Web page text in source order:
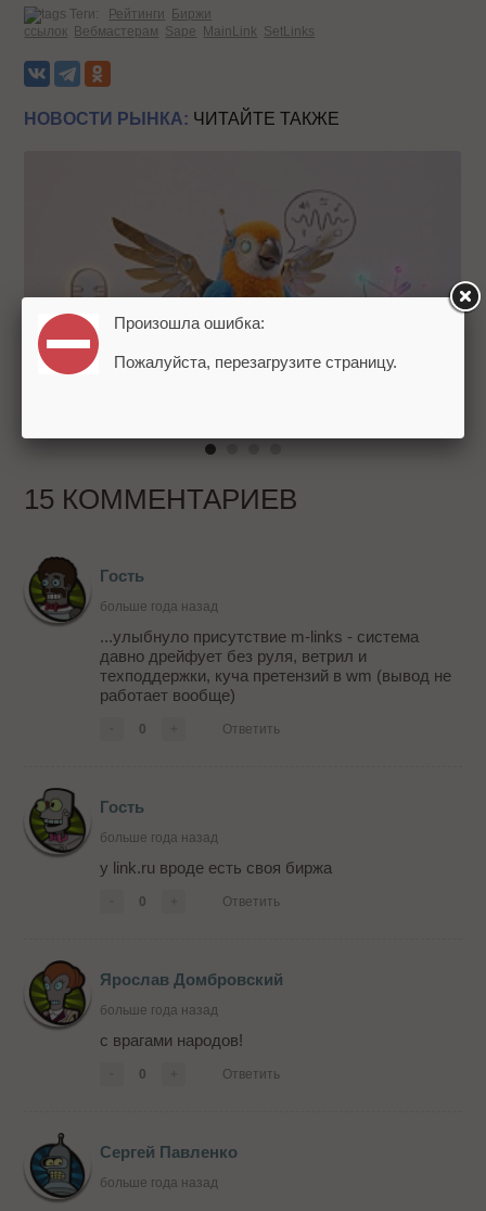
Теги: Рейтинги
Биржи
ссылок Вебмастерам Sape MainLink SetLinks
НОВОСТИ РЫНКА: ЧИТАЙТЕ ТАКЖЕ
15 КОММЕНТАРИЕВ
Гость
больше года назад
...улыбнуло присутствие m-links - система
давно дрейфует без руля, ветрил и
техподдержки, куча претензий в wm (вывод не
работает вообще)
0 Ответить
Гость
больше года назад
у link.ru вроде есть своя биржа
0 Ответить
Ярослав Домбровский
больше года назад
с врагами народов!
0 Ответить
Сергей Павленко
больше года назад
Произошла ошибка:
Пожалуйста, перезагрузите страницу.